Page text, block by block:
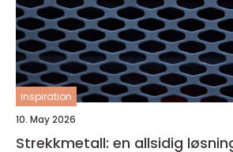
inspiration
10. May 2026
Strekkmetall: en allsidig